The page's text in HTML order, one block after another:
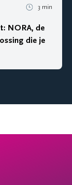
3 min
NORA, de
die je